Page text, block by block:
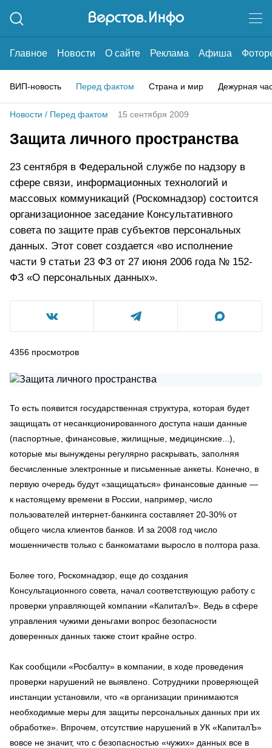
Главное Новости О сайте Реклама Афиша
ВИП-новость Перед фактом Страна и мир Дежурная
Новости / Перед фактом 15 сентября 2009
Защита личного пространства
23 сентября в Федеральной службе по надзору в
сфере связи, информационных технологий и
массовых коммуникаций (Роскомнадзор) состоится
организационное заседание Консультативного
совета по защите прав субъектов персональных
данных. Этот совет создается «во исполнение
части 9 статьи 23 ФЗ от 27 июня 2006 года № 152-
ФЗ «О персональных данных».
4356 просмотров
То есть появится государственная структура, которая будет
защищать от несанкционированного доступа наши данные
(паспортные, финансовые, жилищные, медицинские...),
которые мы вынуждены регулярно раскрывать, заполняя
бесчисленные электронные и письменные анкеты. Конечно, в
первую очередь будут «защищаться» финансовые данные —
к настоящему времени в России, например, число
пользователей интернет-банкинга составляет 20-30% от
общего числа клиентов банков. И за 2008 год число
мошенничеств только с банкоматами выросло в полтора раза.
Более того, Роскомнадзор, еще до создания
Консультационного совета, начал соответствующую работу с
проверки управляющей компании «КапиталЪ». Ведь в сфере
управления чужими деньгами вопрос безопасности
доверенных данных также стоит крайне остро.
Как сообщили «Росбалту» в компании, в ходе проведения
проверки нарушений не выявлено. Сотрудники проверяющей
инстанции установили, что «в организации принимаются
необходимые меры для защиты персональных данных при их
обработке». Впрочем, отсутствие нарушений в УК «КапиталЪ»
вовсе не значит, что с безопасностью «чужих» данных все в